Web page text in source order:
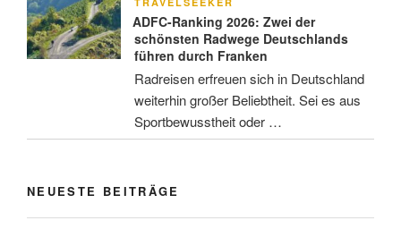
ADFC-Ranking 2026: Zwei der
schönsten Radwege Deutschlands
führen durch Franken
Radreisen erfreuen sich in Deutschland
weiterhin großer Beliebtheit. Sei es aus
Sportbewusstheit oder …
NEUESTE BEITRÄGE